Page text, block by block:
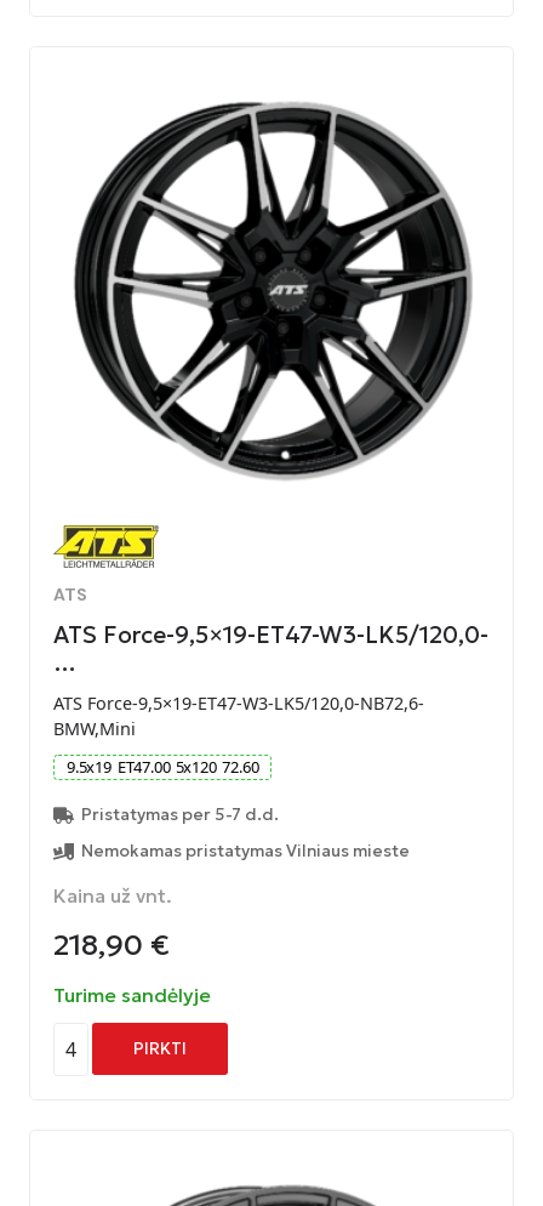
ATS
ATS Force-9,5×19-ET47-W3-LK5/120,0-
…
ATS Force-9,5×19-ET47-W3-LK5/120,0-NB72,6-
BMW,Mini
9.5x19 ET47.00 5x120 72.60
Pristatymas per 5-7 d.d.
Nemokamas pristatymas Vilniaus mieste
Kaina už vnt.
218,90 €
Turime sandėlyje
4 PIRKTI